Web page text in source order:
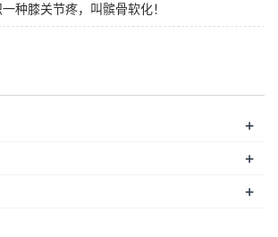
种膝关节疼，叫髌骨软化！
+
+
+